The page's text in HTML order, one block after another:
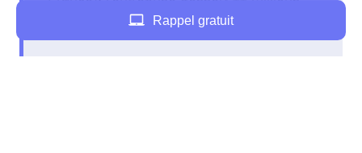
de clients en France.Rappel gratuit